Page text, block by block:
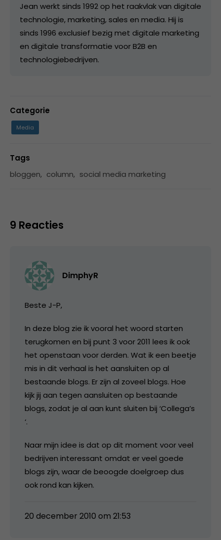
Jean werkt sinds 1992 op het raakvlak van digitale
technologie, marketing, sales en media. Hij is
sinds 1996 exclusief bezig met digitale marketing
en digitale transformatie voor B2B en
technologiebedrijven.
Categorie
Media
Tags
bloggen, column, social media marketing
9 Reacties
DimphyR
Beste J-P,
In deze blog zie ik vooral het woord starten
terugkomen en bij punt 3 voor 2011 lees ik ook
het openstaan voor derden. Wat ik een beetje
mis in dit verhaal is het aansluiten op al
bestaande blogs. Er zijn al zoveel blogs. Hoe
kijk jij aan tegen aansluiten op bestaande
blogs, zodat je al aan kunt sluiten bij ‘Collega’s
‘.
Naar mijn idee is dat op dit moment voor veel
bedrijven interessant omdat er veel goede
blogs zijn, waar de beoogde doelgroep dus
ook rond kan kijken.
20 december 2010 om 21:53